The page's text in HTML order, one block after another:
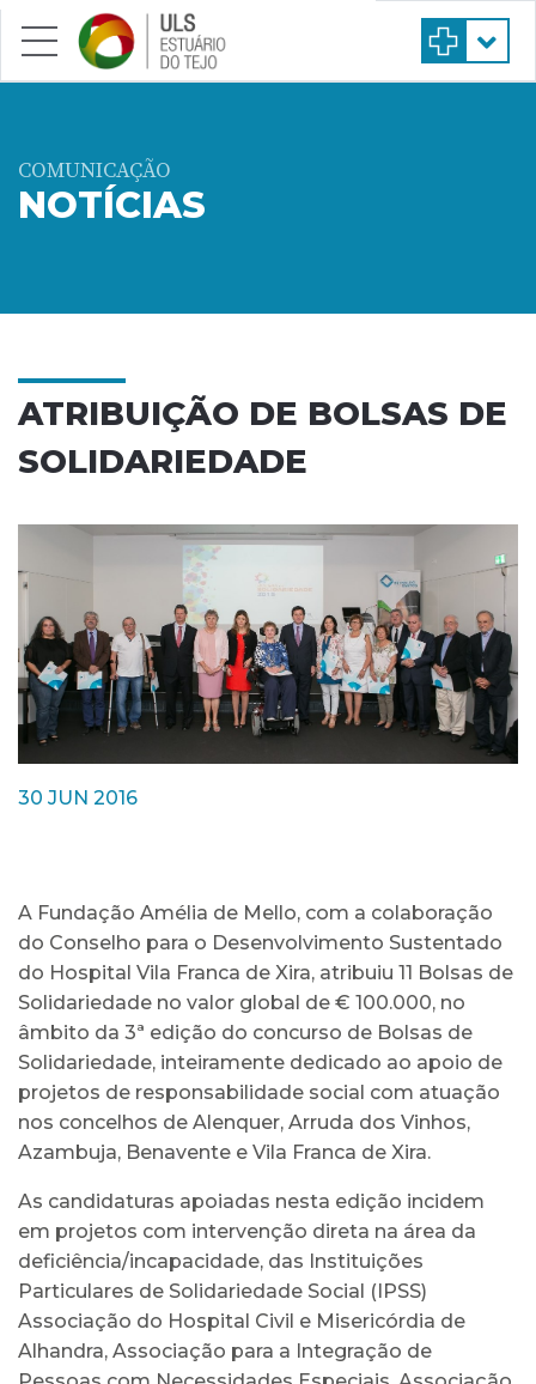
Saltar para conteúdo principal
COMUNICAÇÃO
NOTÍCIAS
ATRIBUIÇÃO DE BOLSAS DE
SOLIDARIEDADE
30 JUN 2016
A Fundação Amélia de Mello, com a colaboração
do Conselho para o Desenvolvimento Sustentado
do Hospital Vila Franca de Xira, atribuiu 11 Bolsas de
Solidariedade no valor global de € 100.000, no
âmbito da 3ª edição do concurso de Bolsas de
Solidariedade, inteiramente dedicado ao apoio de
projetos de responsabilidade social com atuação
nos concelhos de Alenquer, Arruda dos Vinhos,
Azambuja, Benavente e Vila Franca de Xira.
As candidaturas apoiadas nesta edição incidem
em projetos com intervenção direta na área da
deficiência/incapacidade, das Instituições
Particulares de Solidariedade Social (IPSS)
Associação do Hospital Civil e Misericórdia de
Alhandra, Associação para a Integração de